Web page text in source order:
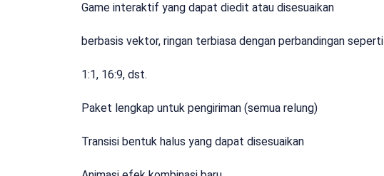
Game interaktif yang dapat diedit atau disesuaikan
berbasis vektor, ringan terbiasa dengan perbandingan seperti
1:1, 16:9, dst.
Paket lengkap untuk pengiriman (semua relung)
Transisi bentuk halus yang dapat disesuaikan